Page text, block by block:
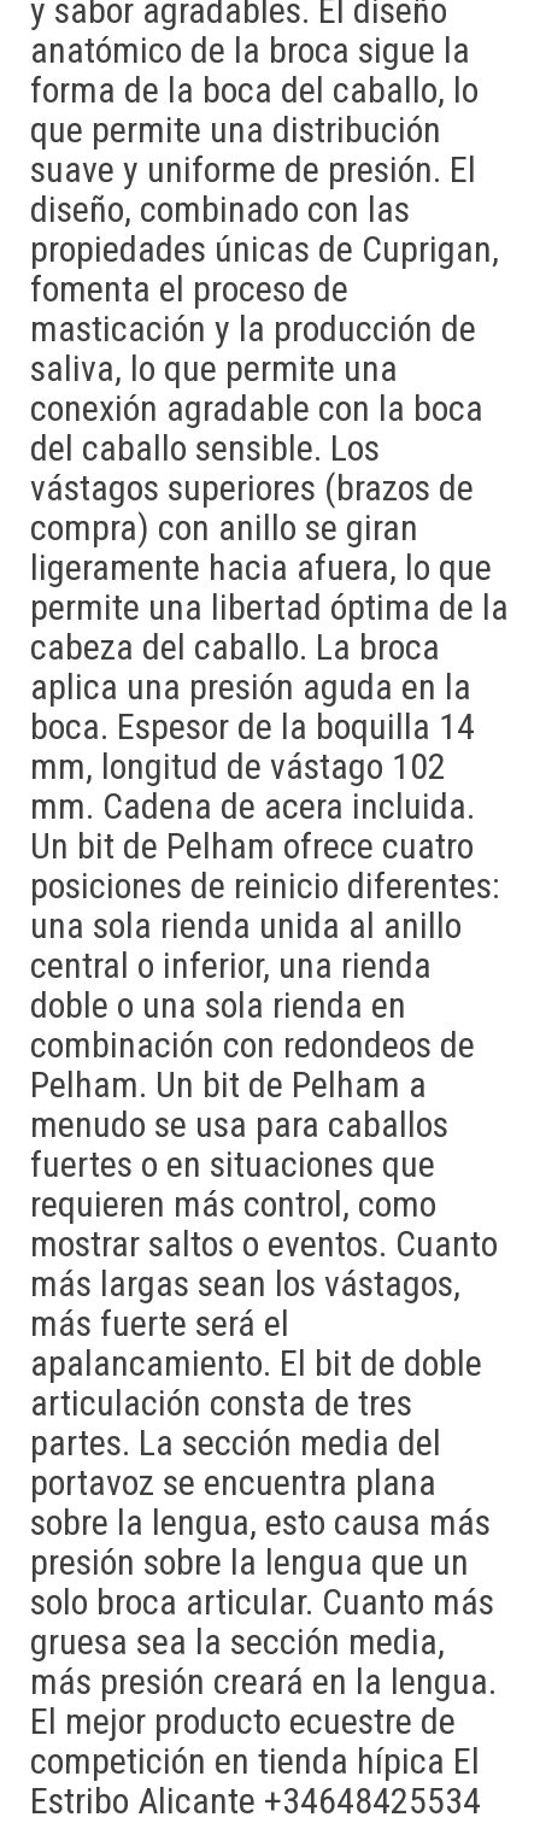
y sabor agradables. El diseño
anatómico de la broca sigue la
forma de la boca del caballo, lo
que permite una distribución
suave y uniforme de presión. El
diseño, combinado con las
propiedades únicas de Cuprigan,
fomenta el proceso de
masticación y la producción de
saliva, lo que permite una
conexión agradable con la boca
del caballo sensible. Los
vástagos superiores (brazos de
compra) con anillo se giran
ligeramente hacia afuera, lo que
permite una libertad óptima de la
cabeza del caballo. La broca
aplica una presión aguda en la
boca. Espesor de la boquilla 14
mm, longitud de vástago 102
mm. Cadena de acera incluida.
Un bit de Pelham ofrece cuatro
posiciones de reinicio diferentes:
una sola rienda unida al anillo
central o inferior, una rienda
doble o una sola rienda en
combinación con redondeos de
Pelham. Un bit de Pelham a
menudo se usa para caballos
fuertes o en situaciones que
requieren más control, como
mostrar saltos o eventos. Cuanto
más largas sean los vástagos,
más fuerte será el
apalancamiento. El bit de doble
articulación consta de tres
partes. La sección media del
portavoz se encuentra plana
sobre la lengua, esto causa más
presión sobre la lengua que un
solo broca articular. Cuanto más
gruesa sea la sección media,
más presión creará en la lengua.
El mejor producto ecuestre de
competición en tienda hípica El
Estribo Alicante +34648425534